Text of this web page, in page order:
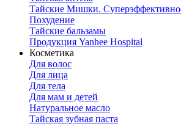
Тайские Мишки.
Похудение
Тайские бальзамы
Продукция Yanhee Hospital
Косметика
Для волос
Для лица
Для тела
Для мам и детей
Натуральное масло
Тайская зубная паста